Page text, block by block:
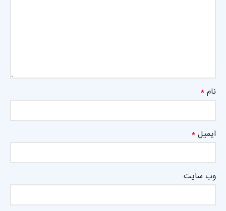
نام *
ایمیل *
وب‌ سایت